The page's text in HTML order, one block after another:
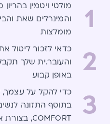
1
מולטי ויטמין
והמינרלים שאת
מומלצות
2
כדאי לזכור ליטול
והעובר.ית שלך
באופן קבוע
3
כדי להקל על
בתוסף התזונה
COMFORT, בצורת אבקה טעימה שקל לבלוע